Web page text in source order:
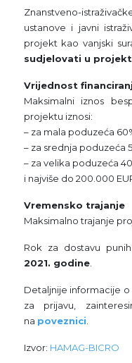
Znanstveno-
ustanove i javni
projekt kao vanjski
sudjelovati u
Vrijednost
Maksimalni iznos
projektu iznosi:
– za mala poduzeća
– za srednja poduzeća
– za velika poduzeća
i najviše do 200.000
Vremensko trajanje
Maksimalno trajanje
Rok za dostavu
2021. godine.
Detaljnije informacije
za prijavu,
na poveznici
Izvor: HAMAG-BICRO